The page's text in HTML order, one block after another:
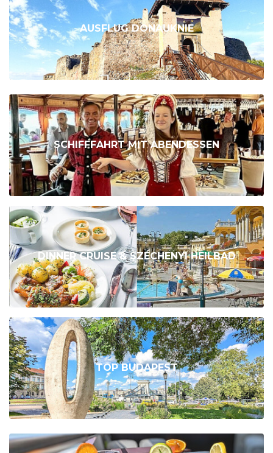
AUSFLUG DONAUKNIE
SCHIFFFAHRT MIT ABENDESSEN
DINNER CRUISE & SZÉCHENYI HEILBAD
TOP BUDAPEST